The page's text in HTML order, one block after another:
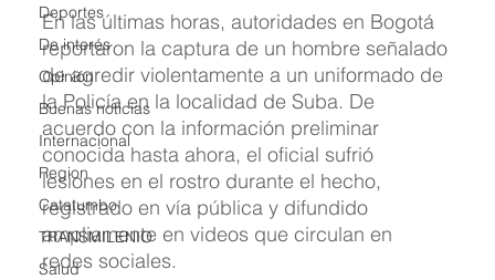
Deportes
De interés
Opinión
Buenas noticias
Internacional
Region
Catatumbo
TRANSMILENIO
Salud
En las últimas horas, autoridades en Bogotá
reportaron la captura de un hombre señalado
de agredir violentamente a un uniformado de
la Policía en la localidad de Suba. De
acuerdo con la información preliminar
conocida hasta ahora, el oficial sufrió
lesiones en el rostro durante el hecho,
registrado en vía pública y difundido
ampliamente en videos que circulan en
redes sociales.